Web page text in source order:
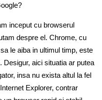
inceput cu browserul
despre el. Chrome, cu
le aiba in ultimul timp, este
Desigur, aici situatia ar putea
insa nu exista altul la fel
Explorer, contrar